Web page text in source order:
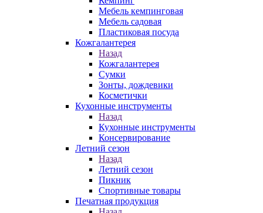
Мебель кемпинговая
Мебель садовая
Пластиковая посуда
Кожгалантерея
Назад
Кожгалантерея
Сумки
Зонты, дождевики
Косметички
Кухонные инструменты
Назад
Кухонные инструменты
Консервирование
Летний сезон
Назад
Летний сезон
Пикник
Спортивные товары
Печатная продукция